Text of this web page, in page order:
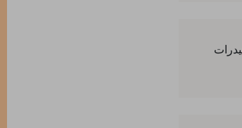
منها دهون مشبعة 39 غ؛ الكربوهيدرات